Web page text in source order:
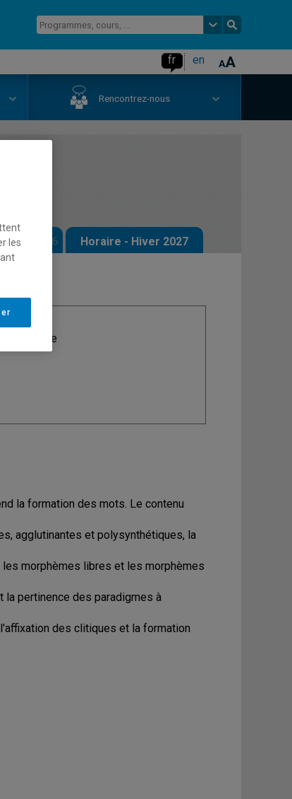
fr en
Rencontrez-nous
2026 Horaire - Hiver 2027
la formation des mots. Le contenu
agglutinantes et polysynthétiques, la
morphèmes libres et les morphèmes
pertinence des paradigmes à
des clitiques et la formation
les